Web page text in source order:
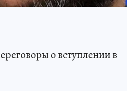
о вступлении в